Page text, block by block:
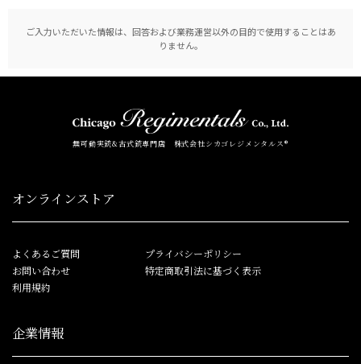
ご入力いただいた情報は、回答および業務運営以外の目的で使用することはあ
りません。
無可動実銃&古式銃専門店 株式会社シカゴレジメンタルス®
オンラインストア
よくあるご質問
お問い合わせ
利用規約
プライバシーポリシー
特定商取引法に基づく表示
企業情報